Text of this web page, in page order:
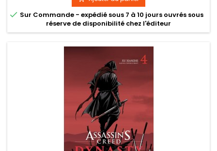
 Sur Commande - expédié sous 7 à 10 jours ouvrés sous
réserve de disponibilité chez l'éditeur